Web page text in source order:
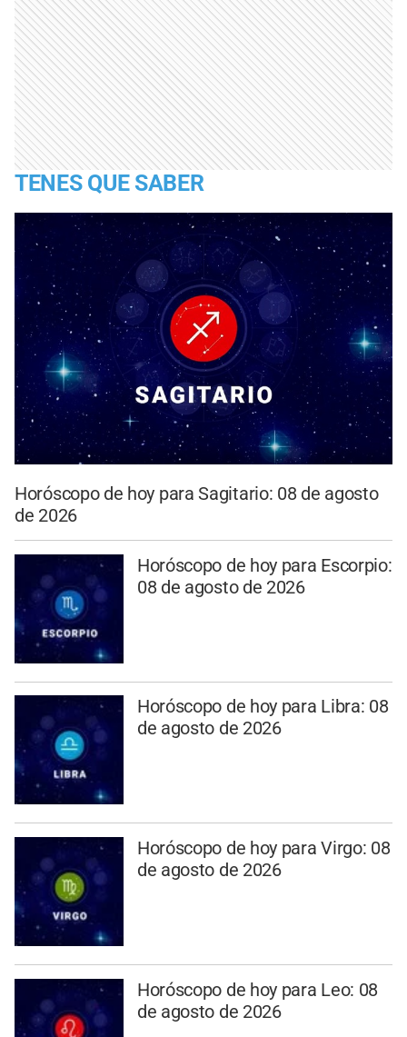
TENES QUE SABER
Horóscopo de hoy para Sagitario: 08 de agosto
de 2026
Horóscopo de hoy para Escorpio:
08 de agosto de 2026
Horóscopo de hoy para Libra: 08
de agosto de 2026
Horóscopo de hoy para Virgo: 08
de agosto de 2026
Horóscopo de hoy para Leo: 08
de agosto de 2026